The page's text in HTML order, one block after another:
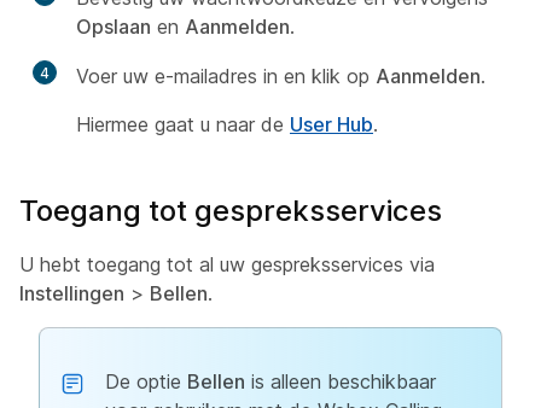
Opslaan en Aanmelden.
4 Voer uw e-mailadres in en klik op Aanmelden.
Hiermee gaat u naar de User Hub.
Toegang tot gespreksservices
U hebt toegang tot al uw gespreksservices via
Instellingen > Bellen.
De optie Bellen is alleen beschikbaar